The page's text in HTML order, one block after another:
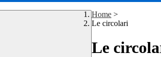
Home >
Le circolari
Le